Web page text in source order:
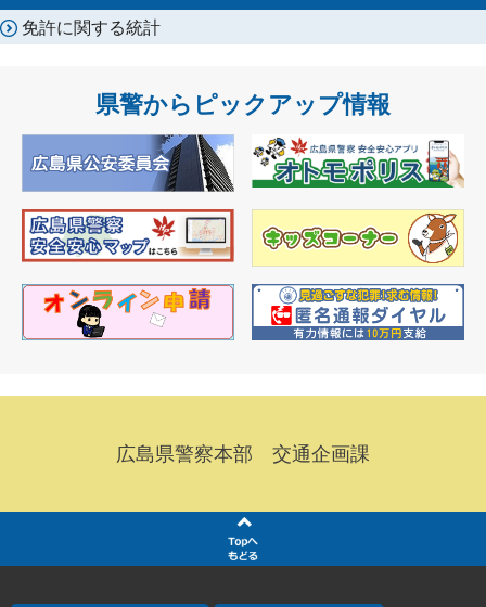
免許に関する統計
県警からピックアップ情報
広島県警察本部 交通企画課